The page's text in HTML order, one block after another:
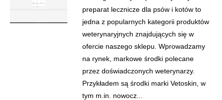
preparat lecznicze dla psów i kotów to
jedna z popularnych kategorii produktów
weterynaryjnych znajdujących się w
ofercie naszego sklepu. Wprowadzamy
na rynek, markowe środki polecane
przez doświadczonych weterynarzy.
Przykładem są środki marki Vetoskin, w
tym m.in. nowocz...